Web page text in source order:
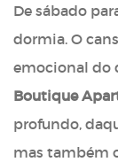
De sábado
dormia. O
emocional do
Boutique
profundo,
mas também